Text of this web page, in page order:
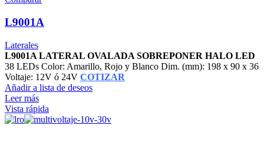
L9001A
Laterales
L9001A LATERAL OVALADA SOBREPONER HALO LED
38 LEDs Color: Amarillo, Rojo y Blanco Dim. (mm): 198 x 90 x 36
Voltaje: 12V ó 24V COTIZAR
Añadir a lista de deseos
Leer más
Vista rápida